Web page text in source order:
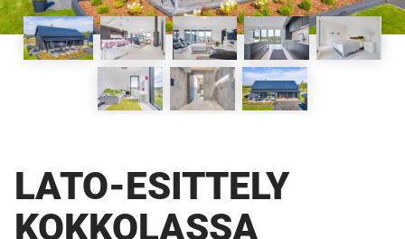
LATO-ESITTELY
KOKKOLASSA